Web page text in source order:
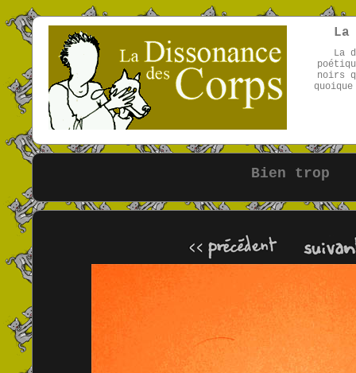
La
La
noirs
Bien trop